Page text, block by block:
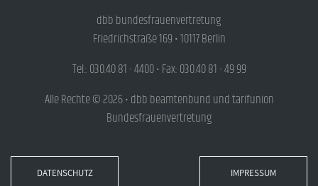
dbb bundesfrauenvertretung
Friedrichstraße 169 • 10117 Berlin
Tel.: 030.40 81 - 4400 • Fax: 030.40 81 - 49 99
Alle Rechte © 2026 • dbb beamtenbund und tarifunion
Bundesfrauenvertretung
DATENSCHUTZ IMPRESSUM